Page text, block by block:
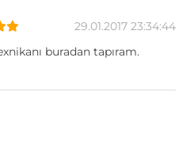
29.01.2017 23:34:44
buradan tapıram.